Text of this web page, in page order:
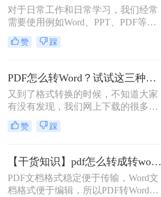
你知道什么有效又快速的pdf转word方
法吗？不知道的朋友可以往下看。
对于日常工作和日常学习，我们经常
需要使用例如Word、PPT、PDF等格
式文件，但是PDF也不太适合修改，
有时需要把PDF转换成Word。怎么将
这个方法并不难，只要在线操作即
可。
赞 踩
PDF怎么转Word？试试这三种常用方法
又到了格式转换的时候，不知道大家
有没有发现，我们网上下载的很多资
源都是PDF格式，想要将PDF格式转
换成其他的格式比如Word，要PDF怎
决PDF文档转Word文档这个问题，一
起来看看吧。
赞 踩
【干货知识】pdf怎么转成转word？这几款工具高效还免费！
PDF文档格式稳定便于传输，Word文
档格式便于编辑，所以PDF转Word这